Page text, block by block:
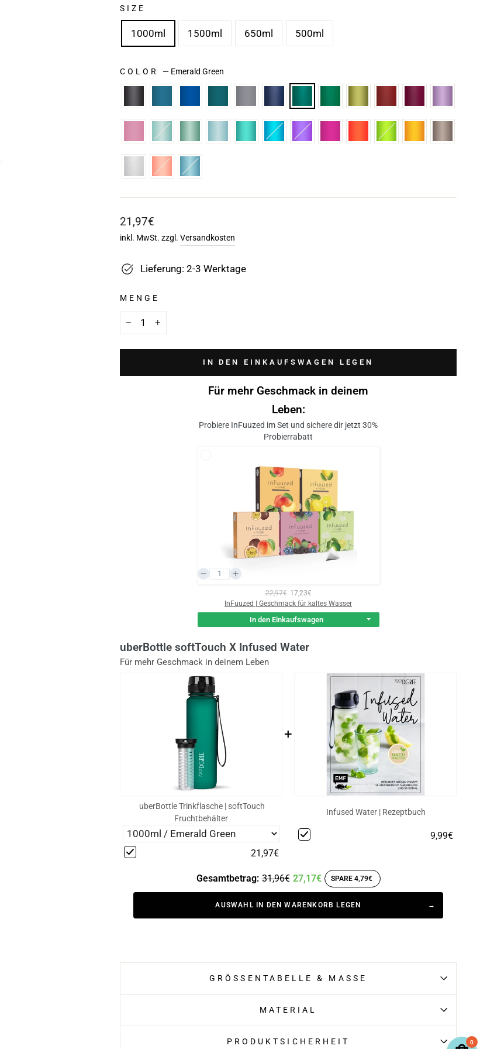
SIZE
1000ml 1500ml 650ml 500ml
COLOR — Emerald Green
Normaler
Preis
21,97€
inkl. MwSt. zzgl. Versandkosten
Lieferung: 2-3 Werktage
MENGE
IN DEN EINKAUFSWAGEN LEGEN
Für mehr Geschmack in deinem
Leben:
Probiere InFuuzed im Set und sichere dir jetzt 30%
Probierrabatt
22,97€ 17,23€
InFuuzed | Geschmack für kaltes Wasser
In den Einkaufswagen
uberBottle softTouch X Infused Water
Für mehr Geschmack in deinem Leben
uberBottle Trinkflasche | softTouch
Fruchtbehälter
21,97€
+
Infused Water | Rezeptbuch
9,99€
Gesamtbetrag: 31,96€ 27,17€ SPARE 4,79€
AUSWAHL IN DEN WARENKORB LEGEN
GRÖSSENTABELLE & MASSE
MATERIAL
PRODUKTSICHERHEIT 0